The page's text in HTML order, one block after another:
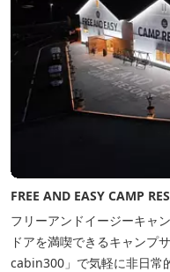
FREE AND EASY CAMP
フリーアンドイージーキャ
ドアを満喫できるキャンプ
cabin300」で気軽に非日常